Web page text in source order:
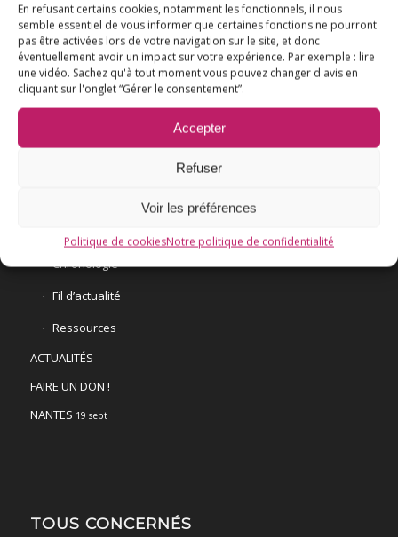
En refusant certains cookies, notamment les fonctionnels, il nous
semble essentiel de vous informer que certaines fonctions ne pourront
pas être activées lors de votre navigation sur le site, et donc
éventuellement avoir un impact sur votre expérience. Par exemple : lire
une vidéo. Sachez qu'à tout moment vous pouvez changer d'avis en
cliquant sur l'onglet “Gérer le consentement”.
Accepter
Refuser
Voir les préférences
Politique de cookiesNotre politique de confidentialité
L’ESSENTIEL
COMPRENDRE
E3M interpelle le Ministre de la Santé
Chronologie
Fil d’actualité
Ressources
ACTUALITÉS
FAIRE UN DON !
NANTES 19 sept
TOUS CONCERNÉS